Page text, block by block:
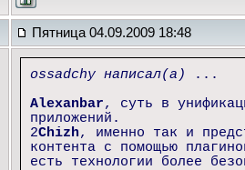
Пятница 04.09.2009 18:48
ossadchy написал(а) ...
Alexanbar, суть в
приложений.
2Chizh, именно так и
контента с помощью
есть технологии более